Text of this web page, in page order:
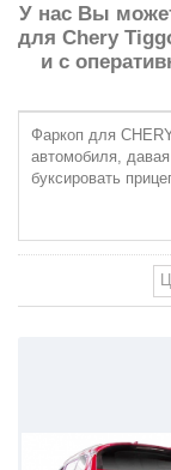
У нас Вы
для Chery
и с
Фаркоп для
автомобиля,
буксировать